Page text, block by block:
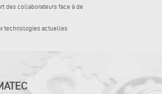
des collaborateurs face à de
technologies actuelles